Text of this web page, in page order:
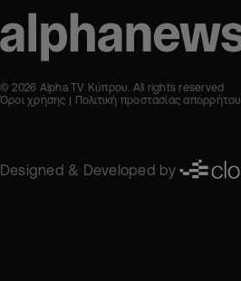
© 2026 Alpha TV Κύπρου. All rights reserved
Όροι χρήσης
Πολιτική προστασίας απορρήτου
Designed & Developed by